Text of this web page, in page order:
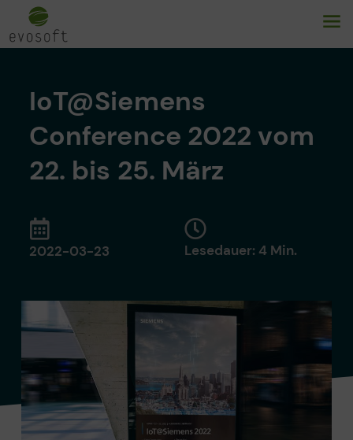
IoT@Siemens
Conference 2022 vom
22. bis 25. März
2022-03-23 Lesedauer: 4 Min.